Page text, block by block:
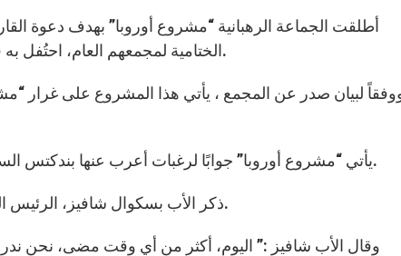
أطلقت الجماعة الرهبانية “مشروع أوروبا” بهدف دعوة
الختامية لمجمعهم العام، احتُفل به في روما من 3 مارس الى 12 أبريل، بمشاركة 232 سالسي.
يأتي “مشروع أوروبا” جوابًا لرغبات أعرب عنها بندكتس السادس عشر عندما استقبل آباء المجمع في الثلاثين من مارس.
ذكر الأب بسكوال شافيز، الرئيس العام للسالسيين، المبادرة في الخطاب الختامي للمجمع العام.
وقال الأب شافيز :” اليوم، أكثر من أي وقت مضى، نحن ندرك